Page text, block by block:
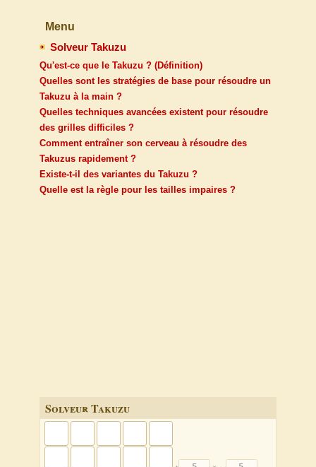
Menu
Solveur Takuzu
Qu'est-ce que le Takuzu ? (Définition)
Quelles sont les stratégies de base pour résoudre un
Takuzu à la main ?
Quelles techniques avancées existent pour résoudre
des grilles difficiles ?
Comment entraîner son cerveau à résoudre des
Takuzus rapidement ?
Existe-t-il des variantes du Takuzu ?
Quelle est la règle pour les tailles impaires ?
Solveur Takuzu